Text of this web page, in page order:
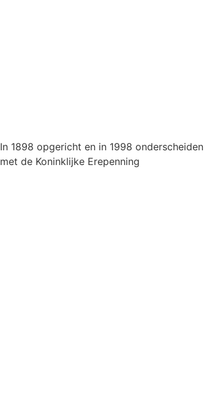
In 1898 opgericht en in 1998 onderscheiden
met de Koninklijke Erepenning